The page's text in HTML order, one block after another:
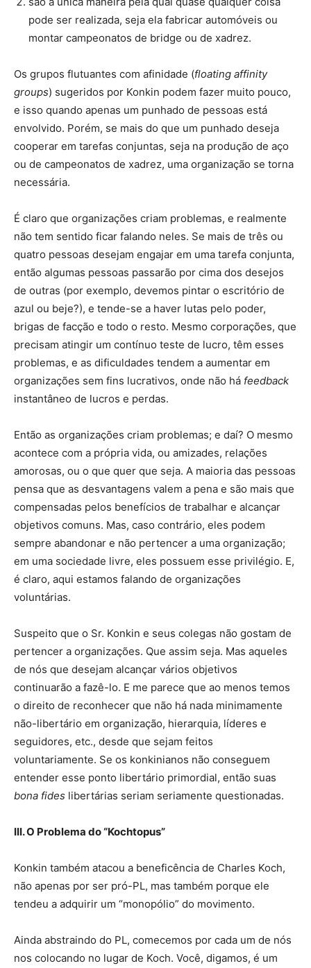
pode ser realizada, seja ela fabricar automóveis ou
montar campeonatos de bridge ou de xadrez.
Os grupos flutuantes com afinidade (floating affinity
groups) sugeridos por Konkin podem fazer muito pouco,
e isso quando apenas um punhado de pessoas está
envolvido. Porém, se mais do que um punhado deseja
cooperar em tarefas conjuntas, seja na produção de aço
ou de campeonatos de xadrez, uma organização se torna
necessária.
É claro que organizações criam problemas, e realmente
não tem sentido ficar falando neles. Se mais de três ou
quatro pessoas desejam engajar em uma tarefa conjunta,
então algumas pessoas passarão por cima dos desejos
de outras (por exemplo, devemos pintar o escritório de
azul ou beje?), e tende-se a haver lutas pelo poder,
brigas de facção e todo o resto. Mesmo corporações, que
precisam atingir um contínuo teste de lucro, têm esses
problemas, e as dificuldades tendem a aumentar em
organizações sem fins lucrativos, onde não há feedback
instantâneo de lucros e perdas.
Então as organizações criam problemas; e daí? O mesmo
acontece com a própria vida, ou amizades, relações
amorosas, ou o que quer que seja. A maioria das pessoas
pensa que as desvantagens valem a pena e são mais que
compensadas pelos benefícios de trabalhar e alcançar
objetivos comuns. Mas, caso contrário, eles podem
sempre abandonar e não pertencer a uma organização;
em uma sociedade livre, eles possuem esse privilégio. E,
é claro, aqui estamos falando de organizações
voluntárias.
Suspeito que o Sr. Konkin e seus colegas não gostam de
pertencer a organizações. Que assim seja. Mas aqueles
de nós que desejam alcançar vários objetivos
continuarão a fazê-lo. E me parece que ao menos temos
o direito de reconhecer que não há nada minimamente
não-libertário em organização, hierarquia, líderes e
seguidores, etc., desde que sejam feitos
voluntariamente. Se os konkinianos não conseguem
entender esse ponto libertário primordial, então suas
bona fides libertárias seriam seriamente questionadas.
III. O Problema do “Kochtopus”
Konkin também atacou a beneficência de Charles Koch,
não apenas por ser pró-PL, mas também porque ele
tendeu a adquirir um “monopólio” do movimento.
Ainda abstraindo do PL, comecemos por cada um de nós
nos colocando no lugar de Koch. Você, digamos, é um